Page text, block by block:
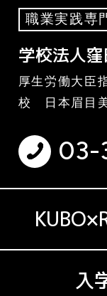
職業実践専
学校法人
厚生労働大臣
校 日本眉目
03-
入